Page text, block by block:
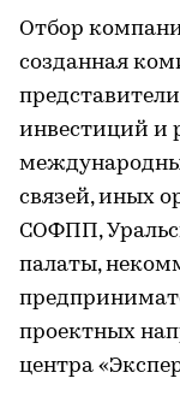
Отбор
созданная
инвестиций и
связей, иных
СОФПП,
палаты,
проектных
центра